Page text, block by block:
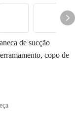
de sucção
copo de